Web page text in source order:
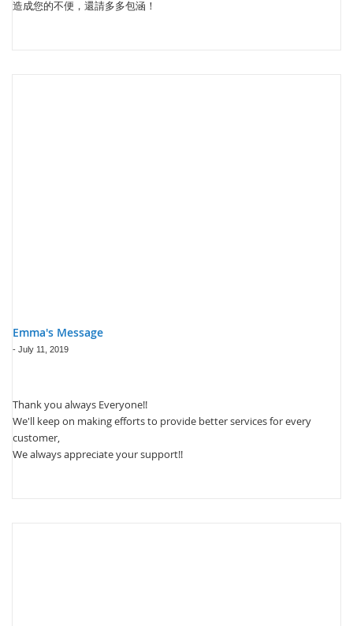
造成您的不便，還請多多包涵！
Emma's Message
- July 11, 2019
Thank you always Everyone!!
We'll keep on making efforts to provide better services for every
customer,
We always appreciate your support!!